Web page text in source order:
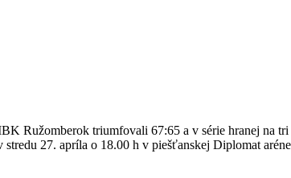
Ružomberok triumfovali 67:65 a v série hranej na tri
27. apríla o 18.00 h v piešťanskej Diplomat